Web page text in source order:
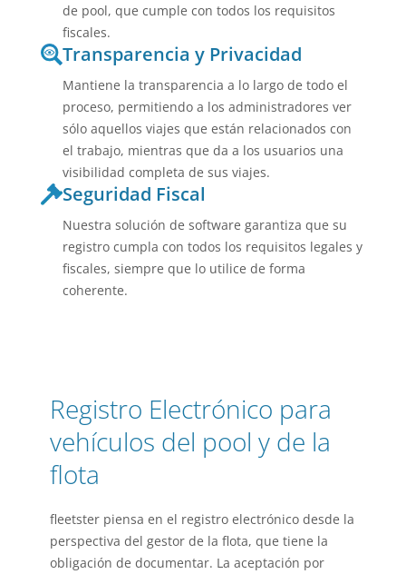
de pool, que cumple con todos los requisitos
fiscales.
Transparencia y Privacidad
Mantiene la transparencia a lo largo de todo el
proceso, permitiendo a los administradores ver
sólo aquellos viajes que están relacionados con
el trabajo, mientras que da a los usuarios una
visibilidad completa de sus viajes.
Seguridad Fiscal
Nuestra solución de software garantiza que su
registro cumpla con todos los requisitos legales y
fiscales, siempre que lo utilice de forma
coherente.
Registro Electrónico para
vehículos del pool y de la
flota
fleetster piensa en el registro electrónico desde la
perspectiva del gestor de la flota, que tiene la
obligación de documentar. La aceptación por